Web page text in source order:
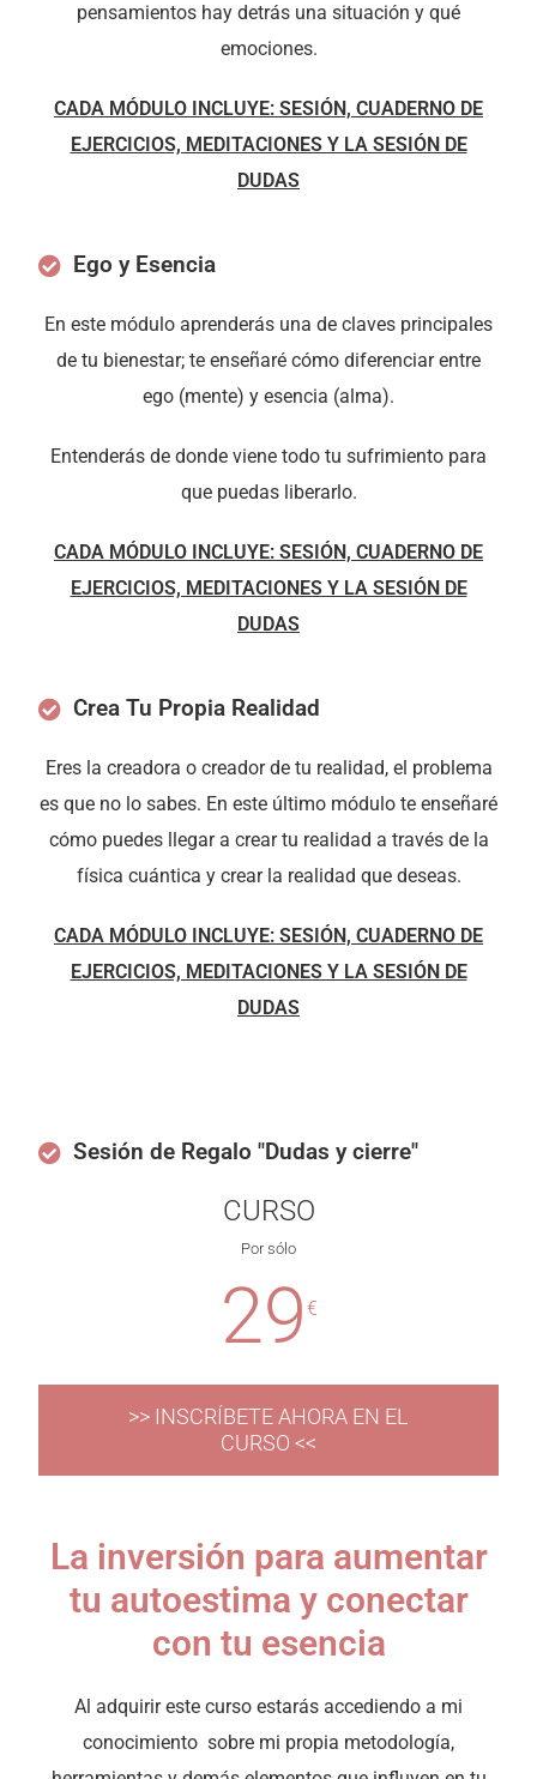
pensamientos hay detrás una situación y qué
emociones.
CADA MÓDULO INCLUYE: SESIÓN, CUADERNO DE
EJERCICIOS, MEDITACIONES Y LA SESIÓN DE
DUDAS
Ego y Esencia
En este módulo aprenderás una de claves principales
de tu bienestar; te enseñaré cómo diferenciar entre
ego (mente) y esencia (alma).
Entenderás de donde viene todo tu sufrimiento para
que puedas liberarlo.
CADA MÓDULO INCLUYE: SESIÓN, CUADERNO DE
EJERCICIOS, MEDITACIONES Y LA SESIÓN DE
DUDAS
Crea Tu Propia Realidad
Eres la creadora o creador de tu realidad, el problema
es que no lo sabes. En este último módulo te enseñaré
cómo puedes llegar a crear tu realidad a través de la
física cuántica y crear la realidad que deseas.
CADA MÓDULO INCLUYE: SESIÓN, CUADERNO DE
EJERCICIOS, MEDITACIONES Y LA SESIÓN DE
DUDAS
Sesión de Regalo "Dudas y cierre"
CURSO
Por sólo
29 €
>> INSCRÍBETE AHORA EN EL
CURSO <<
La inversión para aumentar
tu autoestima y conectar
con tu esencia
Al adquirir este curso estarás accediendo a mi
conocimiento sobre mi propia metodología,